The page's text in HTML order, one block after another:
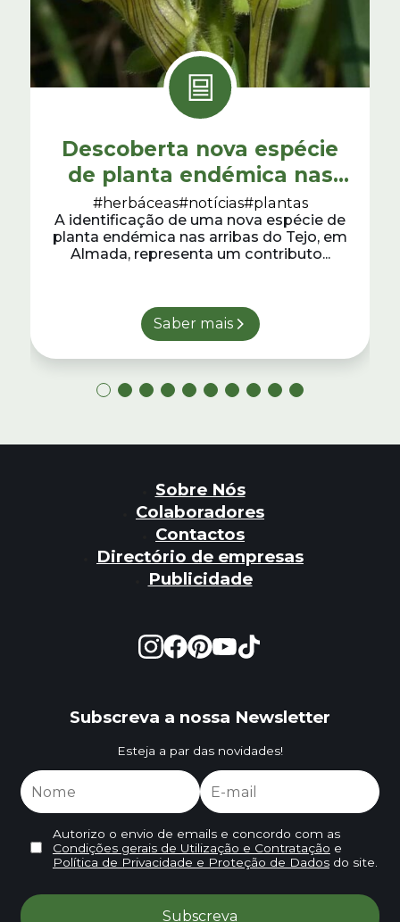
Descoberta nova espécie
de planta endémica nas
arribas do Tejo, em Almada
#herbáceas#notícias#plantas
A identificação de uma nova espécie de
planta endémica nas arribas do Tejo, em
Almada, representa um contributo...
Saber mais
Sobre Nós
Colaboradores
Contactos
Directório de empresas
Publicidade
Subscreva a nossa Newsletter
Esteja a par das novidades!
Autorizo o envio de emails e concordo com as
Condições gerais de Utilização e Contratação e
Política de Privacidade e Proteção de Dadosdo site.